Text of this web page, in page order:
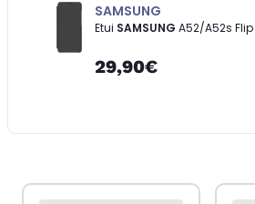
SAMSUNG
Etui SAMSUNG A52/A52s
29,90€